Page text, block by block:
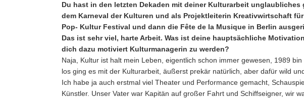
Du hast in den letzten Dekaden mit deiner Kulturarbeit
dem Karneval der Kulturen und als Projektleiterin Kreativwirtschaft
Pop- Kultur Festival und dann die Fête de la Musique in Berlin
Das ist sehr viel, harte Arbeit. Was ist deine hauptsächliche
dich dazu motiviert Kulturmanagerin zu werden?
Naja, Kultur ist halt mein Leben, eigentlich schon immer gewesen, 1989
los ging es mit der Kulturarbeit, äußerst prekär natürlich, aber dafür wild
Ich habe ja auch erstmal viel Theater und Performance gemacht,
Künstler. Unser Vater war Kapitän auf großer Fahrt und Schiffseigner, wir